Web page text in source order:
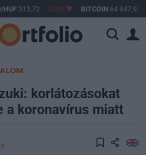
HUF 313,72 -1,03% BITCOIN 64 947,97
korlátozásokat
a koronavírus miatt